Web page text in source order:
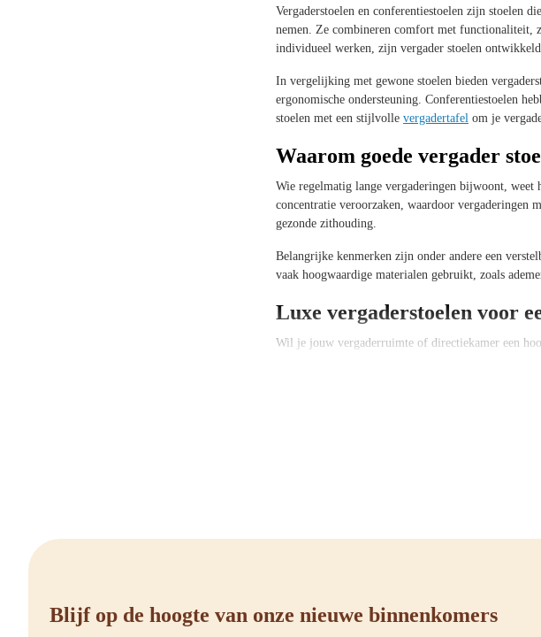
Vergaderstoelen en conferentiestoelen zijn stoelen
nemen. Ze combineren comfort met functionaliteit,
individueel werken, zijn vergader stoelen
In vergelijking met gewone stoelen bieden
ergonomische ondersteuning. Conferentiestoelen
stoelen met een stijlvolle vergadertafel om je
Waarom goede vergader
Wie regelmatig lange vergaderingen bijwoont, weet
concentratie veroorzaken, waardoor vergaderingen
gezonde zithouding.
Belangrijke kenmerken zijn onder andere een
vaak hoogwaardige materialen gebruikt, zoals
Luxe vergaderstoelen voor
Wil je jouw vergaderruimte of directiekamer een
Dit draagt bij aan een betere zithouding en helpt
Daarnaast geven armleuningen een luxe en
klassieke look, vergaderstoelen met armleuning
Duurzame vergaderstoelen
Blijf op de hoogte van onze nieuwe binnenkomers